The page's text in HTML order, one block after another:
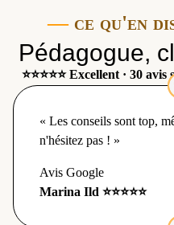
—ce qu'en
Pédagogue,
⭐⭐⭐⭐⭐Excellent · 30 avis
« Les conseils sont top,
n'hésitez pas ! »
Avis Google
Marina Ild ⭐⭐⭐⭐⭐